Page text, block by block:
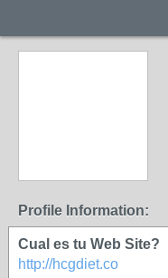
Profile Information:
Cual es tu Web Site?
http://hcgdiet.co